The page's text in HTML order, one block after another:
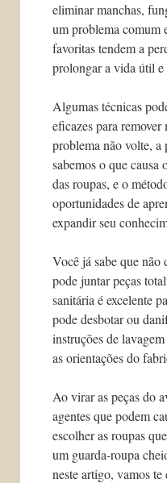
eliminar manchas,
um problema comum
favoritas tendem a
prolongar a vida útil e
Algumas técnicas
eficazes para
problema não volte, a
sabemos o que
das roupas, e o
oportunidades de
expandir seu
Você já sabe que não
pode juntar peças
sanitária é excelente
pode desbotar ou
instruções de
as orientações do
Ao virar as peças do
agentes que podem
escolher as roupas
um guarda-roupa
neste artigo, vamos te